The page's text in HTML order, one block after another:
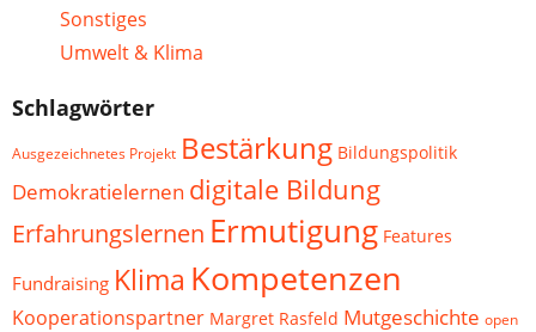
Sonstiges
Umwelt & Klima
Schlagwörter
Ausgezeichnetes Projekt Bestärkung Bildungspolitik
Demokratielernen digitale Bildung
Erfahrungslernen Ermutigung Features
Fundraising Klima Kompetenzen
Kooperationspartner Margret Rasfeld Mutgeschichte open